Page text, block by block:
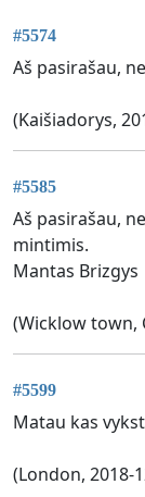
#5574
Aš pasirašau,
(Kaišiadorys,
#5585
Aš pasirašau,
mintimis.
Mantas Brizgys
(Wicklow town,
#5599
Matau kas
(London, 2018-